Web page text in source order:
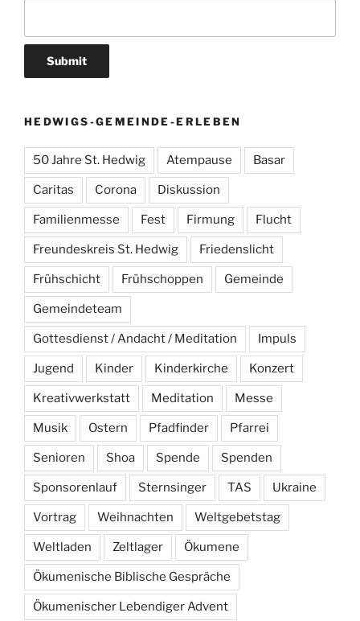
HEDWIGS-GEMEINDE-ERLEBEN
50 Jahre St. Hedwig Atempause Basar
Caritas Corona Diskussion
Familienmesse Fest Firmung Flucht
Freundeskreis St. Hedwig Friedenslicht
Frühschicht Frühschoppen Gemeinde
Gemeindeteam
Gottesdienst / Andacht / Meditation Impuls
Jugend Kinder Kinderkirche Konzert
Kreativwerkstatt Meditation Messe
Musik Ostern Pfadfinder Pfarrei
Senioren Shoa Spende Spenden
Sponsorenlauf Sternsinger TAS Ukraine
Vortrag Weihnachten Weltgebetstag
Weltladen Zeltlager Ökumene
Ökumenische Biblische Gespräche
Ökumenischer Lebendiger Advent